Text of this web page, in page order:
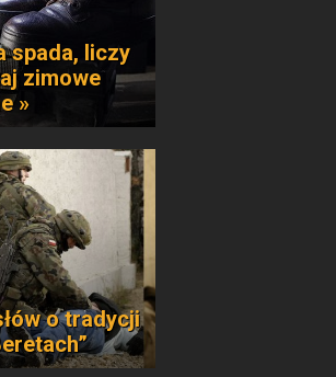
spada, liczy
zimowe
»
o tradycji